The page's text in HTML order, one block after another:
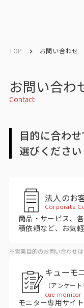
トップ
サービストップ
マーケティング
マーケティング
マーケティング
TOP お問い合わせ
お問い合わ
Contact
目的に合わ
選びください
法人のお
Corporate
商品・サービス、
積依頼など、お気
※営業目的のお問い合わせは
キューモ
（アンケート
cue monitor
モニター専用サイ